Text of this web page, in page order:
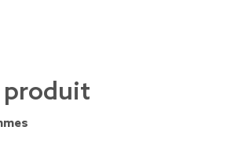
produit